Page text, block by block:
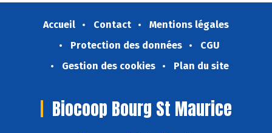
Accueil Contact
Mentions légales
Protection des données
CGU
Gestion des cookies
Plan du site
Biocoop Bourg St Maurice